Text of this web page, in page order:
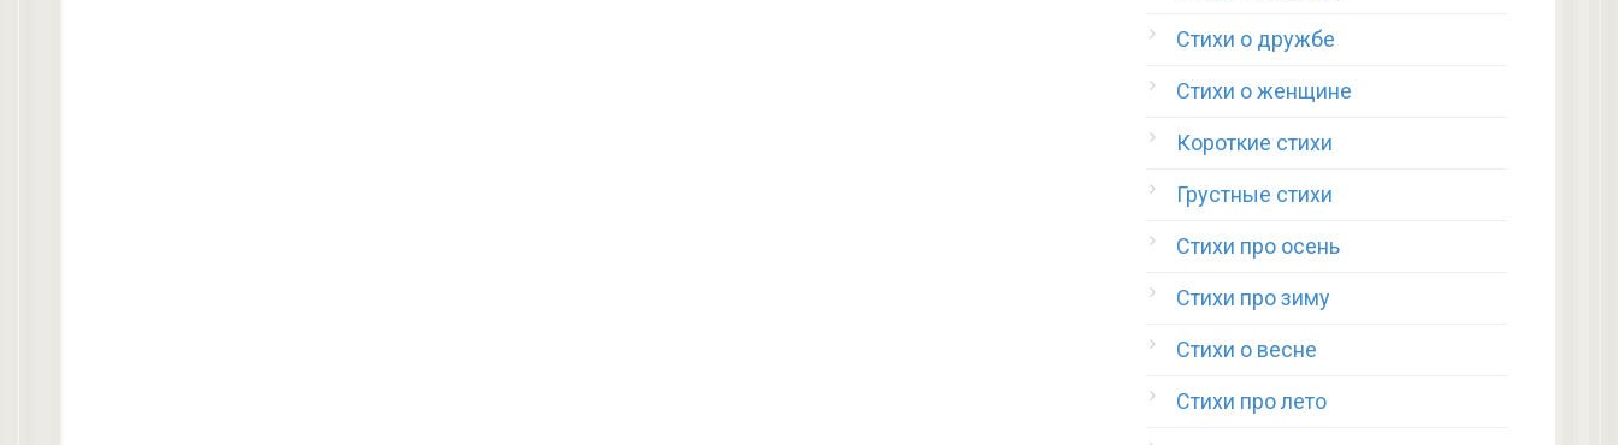
Стихи о дружбе
Стихи о женщине
Короткие стихи
Грустные стихи
Стихи про осень
Стихи про зиму
Стихи о весне
Стихи про лето